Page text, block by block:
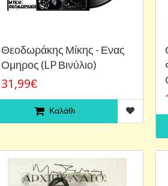
Θεοδωράκης Μίκης - Ενας
Ομηρος (LP Βινύλιο)
31,99€
Καλάθι